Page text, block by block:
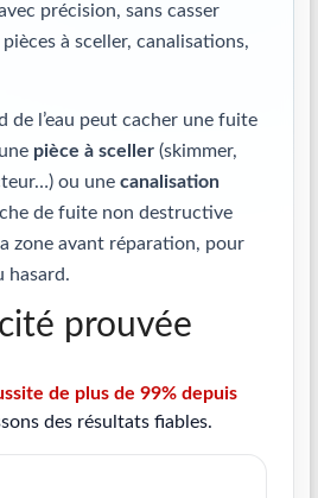
précision, sans casser
à sceller, canalisations,
de l’eau peut cacher une fuite
pièce à sceller(skimmer,
ou une canalisation
de fuite non destructive
zone avant réparation, pour
hasard.
prouvée
de plus de 99% depuis
des résultats fiables.